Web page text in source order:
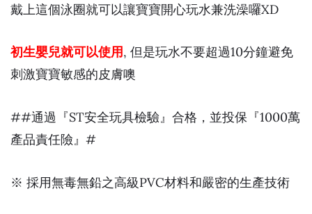
戴上這個泳圈就可以讓寶寶開心玩水兼洗澡囉XD
初生嬰兒就可以使用, 但是玩水不要超過10分鐘避免
刺激寶寶敏感的皮膚噢
##通過『ST安全玩具檢驗』合格，並投保『1000萬
產品責任險』#
※ 採用無毒無鉛之高級PVC材料和嚴密的生產技術